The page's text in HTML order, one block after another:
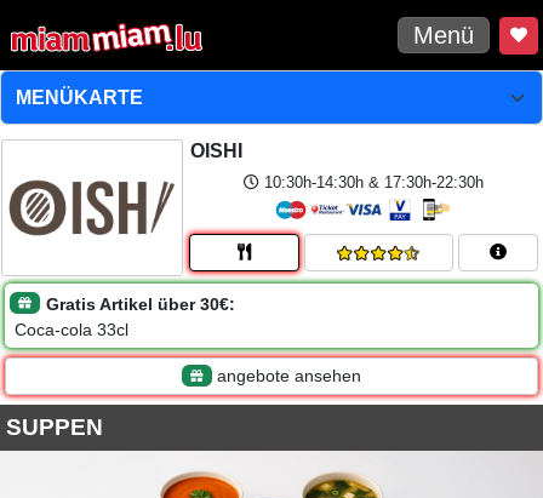
Menü
OISHI
10:30h-14:30h & 17:30h-22:30h
Gratis Artikel über 30€:
Coca-cola 33cl
angebote ansehen
SUPPEN